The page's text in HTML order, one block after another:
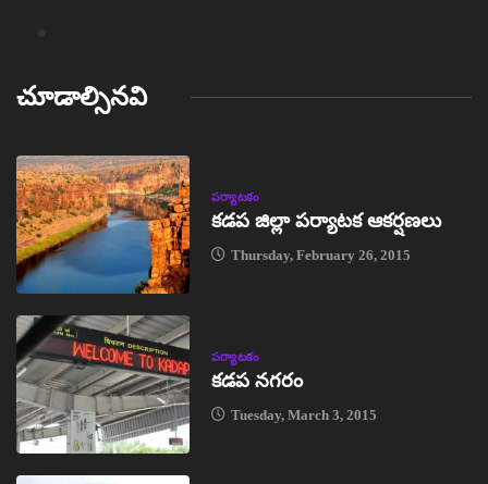
చూడాల్సినవి
పర్యాటకం
కడప జిల్లా పర్యాటక ఆకర్షణలు
Thursday, February 26, 2015
పర్యాటకం
కడప నగరం
Tuesday, March 3, 2015